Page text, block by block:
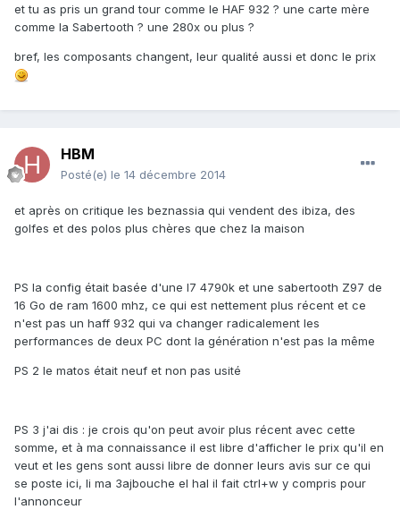
et tu as pris un grand tour comme le HAF 932 ? une carte mère
comme la Sabertooth ? une 280x ou plus ?
bref, les composants changent, leur qualité aussi et donc le prix
HBM
Posté(e) le 14 décembre 2014
et après on critique les beznassia qui vendent des ibiza, des
golfes et des polos plus chères que chez la maison
PS la config était basée d'une I7 4790k et une sabertooth Z97 de
16 Go de ram 1600 mhz, ce qui est nettement plus récent et ce
n'est pas un haff 932 qui va changer radicalement les
performances de deux PC dont la génération n'est pas la même
PS 2 le matos était neuf et non pas usité
PS 3 j'ai dis : je crois qu'on peut avoir plus récent avec cette
somme, et à ma connaissance il est libre d'afficher le prix qu'il en
veut et les gens sont aussi libre de donner leurs avis sur ce qui
se poste ici, li ma 3ajbouche el hal il fait ctrl+w y compris pour
l'annonceur